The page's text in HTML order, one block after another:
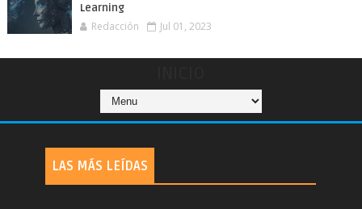
Learning
Redacción Jul 01, 2023
LAS MÁS LEÍDAS